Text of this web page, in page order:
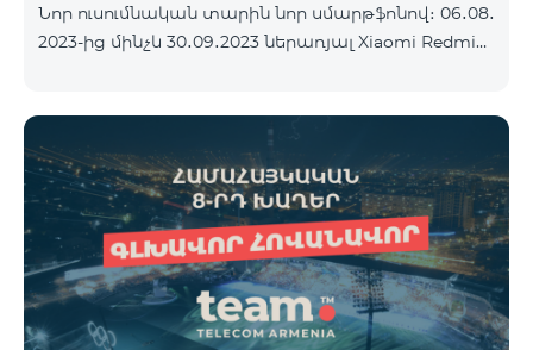
Նոր ուսումնական տարին նոր սմարթֆոնով։ 06․08․
2023-ից մինչև 30․09․2023 ներառյալ Xiaomi Redmi
և TeamTok հատուկ սակագնային փաթեթ` 1-ին
ամիսն անվճար: Սմարթֆոնը կարելի է ձեռք բերել
նաև ապառիկ՝ ամսական սկսած 1250 դրամից։
Ամսավճարին գումարվում է բանկի վճարը։
Սակագնային փաթեթի պայմաններին
ծանոթացեք ստորև։ Կանխավճարային
սակագնային փաթեթ teamtok Ամսական վճար
2500 Անսահմանափակ VIB